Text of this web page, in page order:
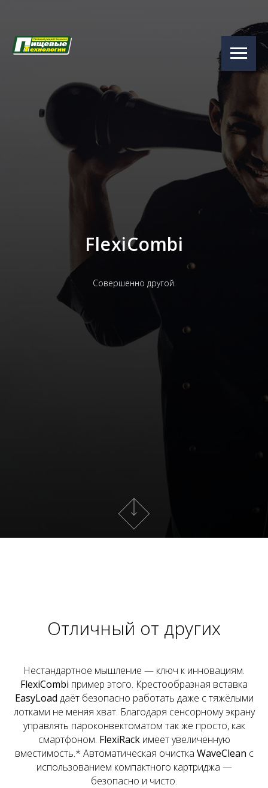
FlexiCombi
Совершенно другой.
Отличный от других
Нестандартное мышление — ключ к инновациям.
FlexiCombi пример этого. Крестообразная вставка
EasyLoad даёт безопасно работать даже с тяжёлыми
лотками не меняя хват. Благодаря сенсорному экрану
управлять пароконвектоматом так же просто, как
смартфоном. FlexiRackимеет увеличенную
вместимость.* Автоматическая очистка WaveClean с
использованием компактного картриджа —
безопасно и чисто.